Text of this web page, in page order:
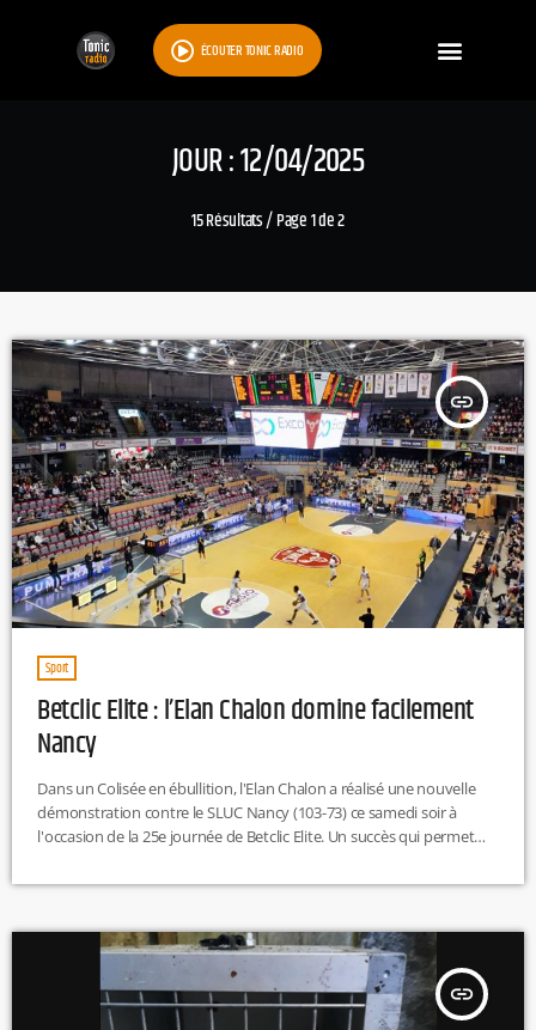
ÉCOUTER TONIC RADIO
JOUR : 12/04/2025
15 Résultats / Page 1 de 2
insert_link
Sport
Betclic Elite : l’Elan Chalon domine facilement
Nancy
Dans un Colisée en ébullition, l'Elan Chalon a réalisé une nouvelle
démonstration contre le SLUC Nancy (103-73) ce samedi soir à
l'occasion de la 25e journée de Betclic Elite. Un succès qui permet
égalité avec son adversaire du soir, Saint-Quentin et Dijon. De quoi
https://twitter.com/ELANCHALON/status/1911153692268441932
insert_link